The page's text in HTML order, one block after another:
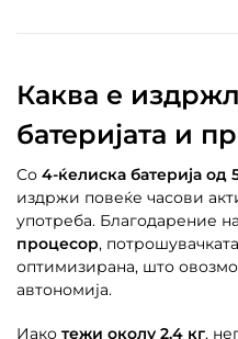
Каква е
батеријата и
Со 4-ќелиска батерија од
издржи повеќе часови
употреба. Благодарение на
процесор,
оптимизирана, што
автономија.
Иако тежи околу 2.4 кг,